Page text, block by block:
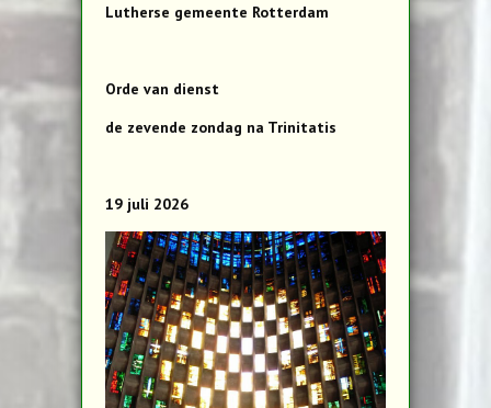
Lutherse gemeente Rotterdam
Orde van dienst
de zevende zondag na Trinitatis
19 juli 2026